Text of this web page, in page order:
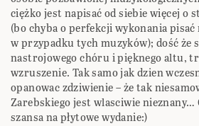
ciężko jest napisać od siebie więcej o
(bo chyba o perfekcji wykonania pisać
w przypadku tych muzyków); dość że
nastrojowego chóru i pięknego altu,
wzruszenie. Tak samo jak dzien
opanowac zdziwienie – że tak
Zarebskiego jest wlasciwie nieznany…
szansa na płytowe wydanie:)